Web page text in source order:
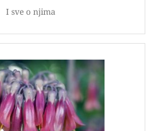
I sve o njima
Puzavice
je potreban oslonac. Pogledajte
ponudu puzavica.